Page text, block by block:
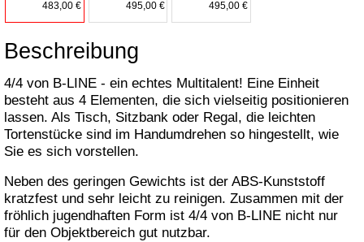
483,00 € 495,00 € 495,00 €
Beschreibung
4/4 von B-LINE - ein echtes Multitalent! Eine Einheit
besteht aus 4 Elementen, die sich vielseitig positionieren
lassen. Als Tisch, Sitzbank oder Regal, die leichten
Tortenstücke sind im Handumdrehen so hingestellt, wie
Sie es sich vorstellen.
Neben des geringen Gewichts ist der ABS-Kunststoff
kratzfest und sehr leicht zu reinigen. Zusammen mit der
fröhlich jugendhaften Form ist 4/4 von B-LINE nicht nur
für den Objektbereich gut nutzbar.